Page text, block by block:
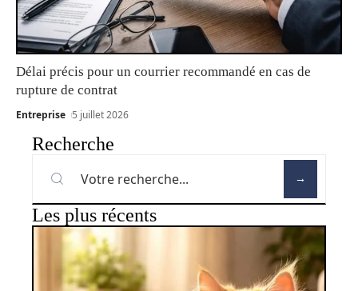
Délai précis pour un courrier recommandé en cas de
rupture de contrat
Entreprise 5 juillet 2026
Recherche
Les plus récents